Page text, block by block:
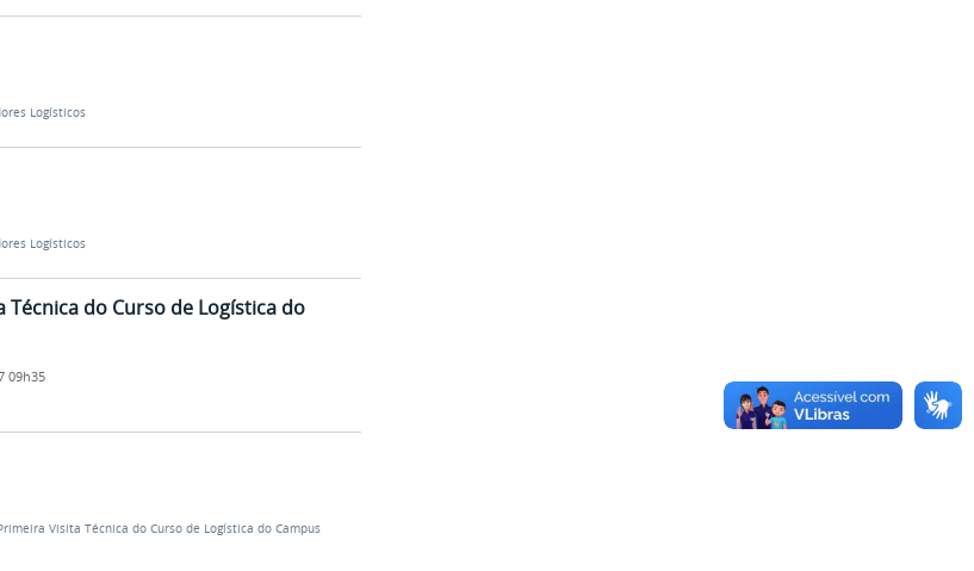
Logísticos
Logísticos
do Curso de Logística do
09h35
Visita Técnica do Curso de Logística do Campus